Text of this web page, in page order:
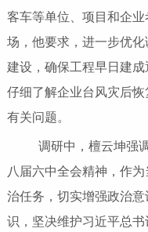
客车等单位、项目和企
场，他要求，进一步优
建设，确保工程早日建
仔细了解企业台风灾后
有关问题。
调研中，檀云坤强调
八届六中全会精神，作
治任务，切实增强政治
识，坚决维护习近平总